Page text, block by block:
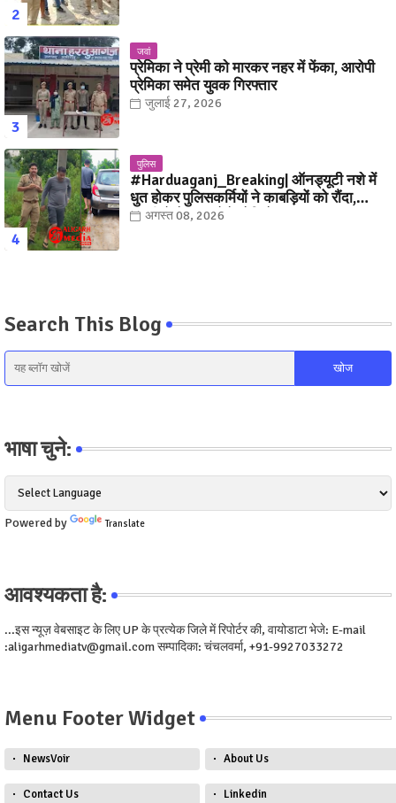
जवां
प्रेमिका ने प्रेमी को मारकर नहर में फेंका, आरोपी
प्रेमिका समेत युवक गिरफ्तार
जुलाई 27, 2026
पुलिस
#Harduaganj_Breaking| ऑनड्यूटी नशे में
धुत होकर पुलिसकर्मियों ने काबड़ियों को रौंदा,
ग्रामीणों ने धर दबोचे! देखिये, Video
अगस्त 08, 2026
Search This Blog
भाषा चुने:
Powered by Translate
आवश्यकता है:
...इस न्यूज़ वेबसाइट के लिए UP के प्रत्येक जिले में रिपोर्टर की, वायोडाटा भेजे: E-mail
:aligarhmediatv@gmail.com सम्पादिका: चंचलवर्मा, +91-9927033272
Menu Footer Widget
NewsVoir About Us
Contact Us Linkedin